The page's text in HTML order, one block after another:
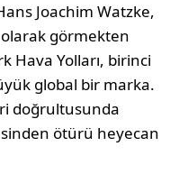
Joachim Watzke,
olarak görmekten
Hava Yolları, birinci
global bir marka.
doğrultusunda
ötürü heyecan